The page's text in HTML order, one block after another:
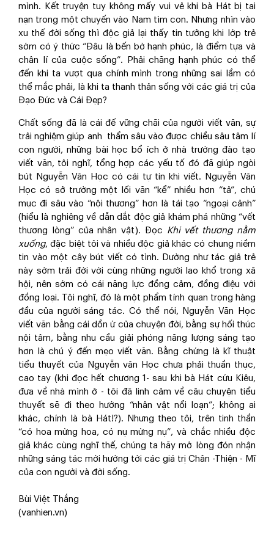
mình. Kết truyện tuy không mấy vui vẻ khi bà Hát bị tai
nạn trong một chuyến vào Nam tìm con. Nhưng nhìn vào
xu thế đời sống thì độc giả lại thấy tin tưởng khi lớp trẻ
sớm có ý thức “Đâu là bến bờ hạnh phúc, là điểm tựa và
chân lí của cuộc sống”. Phải chăng hạnh phúc có thể
đến khi ta vượt qua chính mình trong những sai lầm có
thể mắc phải, là khi ta thanh thản sống với các giá trị của
Đạo Đức và Cái Đẹp?
Chất sống đã là cái đế vững chãi của người viết văn, sự
trải nghiệm giúp anh thẩm sâu vào được chiều sâu tâm lí
con người, những bài học bổ ích ở nhà trường đào tạo
viết văn, tôi nghĩ, tổng hợp các yếu tố đó đã giúp ngòi
bút Nguyễn Văn Học có cái tự tin khi viết. Nguyễn Văn
Học có sở trường một lối văn “kể” nhiều hơn “tả”, chú
mục đi sâu vào “nội thương” hơn là tái tạo “ngoại cảnh”
(hiểu là nghiêng về dẫn dắt độc giả khám phá những “vết
thương lòng” của nhân vật). Đọc Khi vết thương nằm
xuống, đặc biệt tôi và nhiều độc giả khác có chung niềm
tin vào một cây bút viết có tình. Dường như tác giả trẻ
này sớm trải đời với cùng những người lao khổ trong xã
hội, nên sớm có cái năng lực đồng cảm, đồng điệu với
đồng loại. Tôi nghĩ, đó là một phẩm tính quan trọng hàng
đầu của người sáng tác. Có thể nói, Nguyễn Văn Học
viết văn bằng cái dồn ứ của chuyện đời, bằng sự hối thúc
nội tâm, bằng nhu cầu giải phóng năng lượng sáng tạo
hơn là chú ý đến mẹo viết văn. Bằng chứng là kĩ thuật
tiểu thuyết của Nguyễn văn Học chưa phải thuần thục,
cao tay (khi đọc hết chương 1- sau khi bà Hát cứu Kiêu,
đưa về nhà mình ở - tôi đã linh cảm về câu chuyện tiểu
thuyết sẽ đi theo hướng “nhân vật nổi loạn”; không ai
khác, chính là bà Hát!?). Nhưng theo tôi, trên tinh thần
“có hoa mừng hoa, có nụ mừng nụ”, và chắc nhiều độc
giả khác cùng nghĩ thế, chúng ta hãy mở lòng đón nhận
những sáng tác mới hướng tới các giá trị Chân -Thiện - Mĩ
của con người và đời sống.
Bùi Việt Thắng
(vanhien.vn)